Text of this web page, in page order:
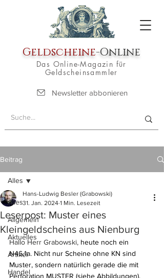
Geldscheine-Online
Das Online-Magazin für
Geldscheinsammler
Newsletter abbonieren
Beitrag
Alles
Allgemein
Aktuelles
Artikel
Handel
Alles
Leserpost: Muster eines
Kleingeldscheins aus Nienburg
Hans-Ludwig Besler (Grabowski)
31. Jan. 2024 1 Min. Lesezeit
Hallo Herr Grabowski, heute noch ein
N46.1a. Nicht nur Scheine ohne KN sind
Muster, sondern natürlich gerade die mit
Perforation MUSTER (siehe Abbildungen).